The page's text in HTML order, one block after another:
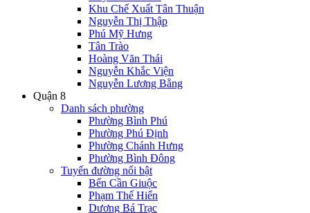
Khu Chế Xuất Tân Thuận
Nguyễn Thị Thập
Phú Mỹ Hưng
Tân Trào
Hoàng Văn Thái
Nguyễn Khắc Viện
Nguyễn Lương Bằng
Quận 8
Danh sách phường
Phường Bình Phú
Phường Phú Định
Phường Chánh Hưng
Phường Bình Đông
Tuyến đường nổi bật
Bến Cần Giuộc
Phạm Thế Hiển
Dương Bá Trạc